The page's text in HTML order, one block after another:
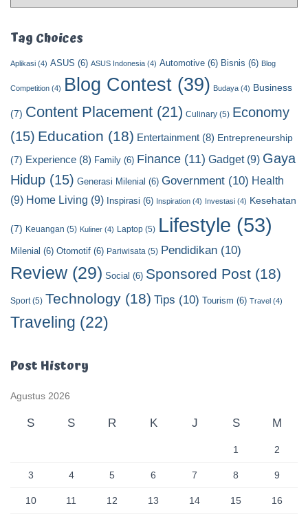
t
a
e
g
r
y
Tag Choices
Aplikasi (4) ASUS (6) ASUS Indonesia (4) Automotive (6) Bisnis (6) Blog
Competition (4) Blog Contest (39) Budaya (4) Business
(7) Content Placement (21) Culinary (5) Economy
(15) Education (18) Entertainment (8) Entrepreneurship
(7) Experience (8) Family (6) Finance (11) Gadget(9) Gaya
Hidup (15) Generasi Milenial (6) Government (10) Health
(9) Home Living (9) Inspirasi (6) Inspiration (4) Investasi (4) Kesehatan
(7) Keuangan (5) Kuliner (4) Laptop (5) Lifestyle (53)
Milenial (6) Otomotif (6) Pariwisata (5) Pendidikan (10)
Review (29) Social (6) Sponsored Post (18)
Sport(5) Technology (18) Tips (10) Tourism (6) Travel (4)
Traveling (22)
Post History
Agustus 2026
S S R K J S M
1 2
3 4 5 6 7 8 9
10 11 12 13 14 15 16